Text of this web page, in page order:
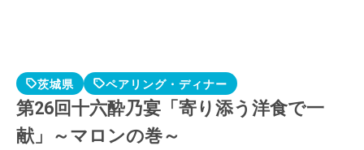
茨城県 ペアリング・ディナー
第26回十六酔乃宴「寄り添う洋食で一
献」～マロンの巻～